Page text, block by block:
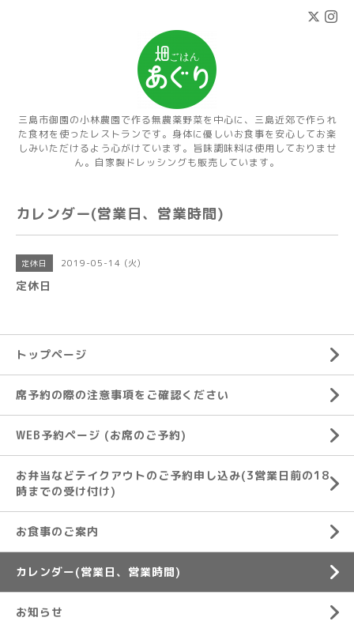
三島市御園の小林農園で作る無農薬野菜を中心に、三島近郊で作られ
た食材を使ったレストランです。身体に優しいお食事を安心してお楽
しみいただけるよう心がけています。旨味調味料は使用しておりませ
ん。自家製ドレッシングも販売しています。
カレンダー(営業日、営業時間)
定休日 2019-05-14 (火)
定休日
トップページ
席予約の際の注意事項をご確認ください
WEB予約ページ (お席のご予約)
お弁当などテイクアウトのご予約申し込み(3営業日前の18
時までの受け付け)
お食事のご案内
カレンダー(営業日、営業時間)
お知らせ